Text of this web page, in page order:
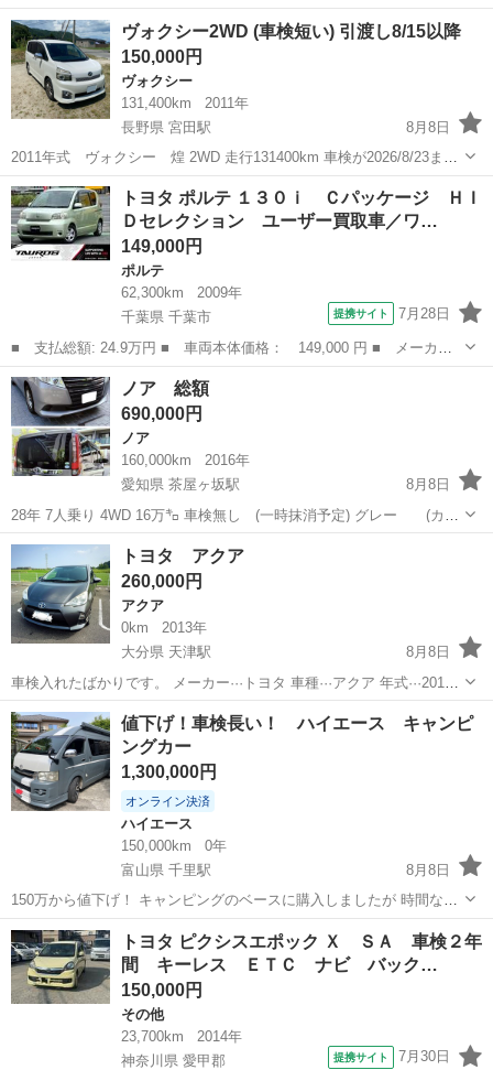
月まで * オイル交換済み（約半年前） * バッテリー交換済み（約半年
前） * 今年度自動車税込み * ETC付き * パワースライ...
沖縄 宜野湾市 てだこ浦西駅 シエンタ
ヴォクシー2WD (車検短い) 引渡し8/15以降
150,000円
ヴォクシー
131,400km
2011年
長野県 宮田駅
8月8日
2011年式 ヴォクシー 煌 2WD 走行131400km 車検が2026/8/23まで
です。 8人乗り ETC有り オーディオレス リモコンエンジンスタータ
ー付き ルーフキャリアはフットパーツのみお付けします。 (バーな
し...
長野 上伊那郡 宮田駅 ヴォクシー
トヨタ ポルテ １３０ｉ Ｃパッケージ ＨＩ
Ｄセレクション ユーザー買取車／ワ…
149,000円
ポルテ
62,300km
2009年
千葉県 千葉市
提携サイト 7月28日
■ 支払総額: 24.9万円 ■ 車両本体価格： 149,000 円 ■ メーカー
名： トヨタ ■ 車種名： ポルテ ■ グレード名： １３０ｉ Ｃ
パッケージ ＨＩＤセレクション ユーザー買取車／ワンオーナー／
純正カーオー...
千葉 千葉市 ポルテ
ノア 総額
690,000円
ノア
160,000km
2016年
愛知県 茶屋ヶ坂駅
8月8日
28年 7人乗り 4WD 16万㌔ 車検無し (一時抹消予定) グレー (カラ
ーNo.1H4) 純正ナビ地デジTV (走行中視聴可能) Bluetooth バックカメ
ラ 後席フリップダウンモニター ETC 前後ドライブ...
愛知 名古屋市 茶屋ヶ坂駅
トヨタ アクア
260,000円
アクア
0km
2013年
大分県 天津駅
8月8日
車検入れたばかりです。 メーカー···トヨタ 車種···アクア 年式···2013
型式···NHP10 色···グレー 走行距離···160000km 修復歴···修復歴なし 車
検有効期限2028年8月 禁煙車 純正ホイー...
大分 宇佐市 天津駅 アクア
値下げ！車検長い！ ハイエース キャンピ
ングカー
1,300,000円
オンライン決済
ハイエース
150,000km
0年
富山県 千里駅
8月8日
150万から値下げ！ キャンピングのベースに購入しましたが 時間なく
なったので現状にて出品します。 5人乗り リヤベット シンク キャン
ピング登録 車検令和9年１２月まで 走行距離約15万キロ 平成20年式
ガソリン2wd...
富山 富山市 千里駅 ハイエース キャンピング
トヨタ ピクシスエポック Ｘ ＳＡ 車検２年
間 キーレス ＥＴＣ ナビ バック…
150,000円
その他
23,700km
2014年
神奈川県 愛甲郡
提携サイト 7月30日